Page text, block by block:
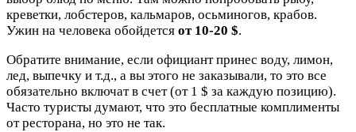
креветки, лобстеров, кальмаров, осьминогов, крабов.
Ужин на человека обойдется от 10-20 $.
Обратите внимание, если официант принес воду, лимон,
лед, выпечку и т.д., а вы этого не заказывали, то это все
обязательно включат в счет (от 1 $ за каждую позицию).
Часто туристы думают, что это бесплатные комплименты
от ресторана, но это не так.